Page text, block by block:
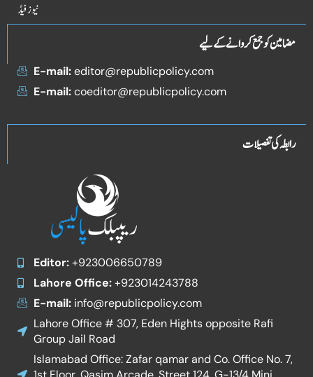
نیوز فیڈ
مضامین کو جمع کروانے کے لیے
E-mail:editor@republicpolicy.com
E-mail:coeditor@republicpolicy.com
رابطہ کی تفصیلات
Editor:+923006650789
Lahore Office:+923014243788
E-mail:info@republicpolicy.com
Lahore Office # 307, Eden Hights opposite Rafi
Group Jail Road
Islamabad Office: Zafar qamar and Co. Office No. 7,